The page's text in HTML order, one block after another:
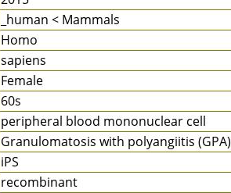
_human < Mammals
Homo
sapiens
Female
60s
peripheral blood mononuclear cell
Granulomatosis with polyangiitis (GPA)
iPS
recombinant